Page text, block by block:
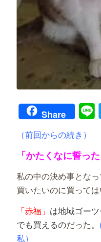
Share
（前回からの続き）
「かたくなに誓っ
私の中の決め事となっ
買いたいのに買っては
「赤福」 は地域ゴー
でも買えるのだった。
私）